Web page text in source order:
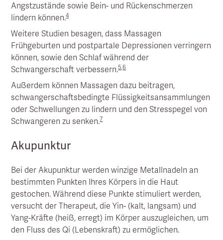
Angstzustände sowie Bein- und Rückenschmerzen
lindern können.4
Weitere Studien besagen, dass Massagen
Frühgeburten und postpartale Depressionen verringern
können, sowie den Schlaf während der
Schwangerschaft verbessern.5,6
Außerdem können Massagen dazu beitragen,
schwangerschaftsbedingte Flüssigkeitsansammlungen
oder Schwellungen zu lindern und den Stresspegel von
Schwangeren zu senken.7
Akupunktur
Bei der Akupunktur werden winzige Metallnadeln an
bestimmten Punkten Ihres Körpers in die Haut
gestochen. Während diese Punkte stimuliert werden,
versucht der Therapeut, die Yin- (kalt, langsam) und
Yang-Kräfte (heiß, erregt) im Körper auszugleichen, um
den Fluss des Qi (Lebenskraft) zu ermöglichen.